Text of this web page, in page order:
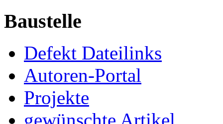
Baustelle
Defekt Dateilinks
Autoren-Portal
Projekte